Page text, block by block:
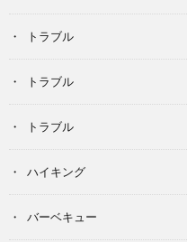
トラブル
トラブル
トラブル
ハイキング
バーベキュー